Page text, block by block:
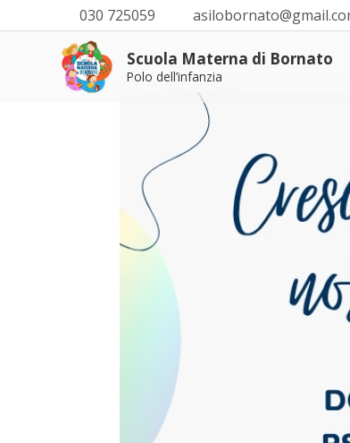
030 725059
Scuola Materna di Bornato
Polo dell’infanzia